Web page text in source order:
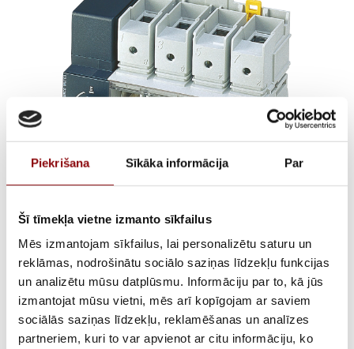
Piekrišana Sīkāka informācija Par
Šī tīmekļa vietne izmanto sīkfailus
Mēs izmantojam sīkfailus, lai personalizētu saturu un
reklāmas, nodrošinātu sociālo saziņas līdzekļu funkcijas
un analizētu mūsu datplūsmu. Informāciju par to, kā jūs
izmantojat mūsu vietni, mēs arī kopīgojam ar saviem
sociālās saziņas līdzekļu, reklamēšanas un analīzes
partneriem, kuri to var apvienot ar citu informāciju, ko
SIRCO MV 4X160A
€62,82
Incl. VAT
AVAILABILITY Out of stock